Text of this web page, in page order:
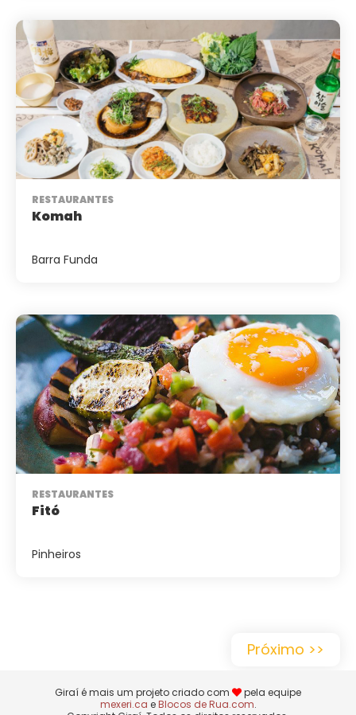
RESTAURANTES
Komah
Barra Funda
RESTAURANTES
Fitó
Pinheiros
Próximo >>
Giraí é mais um projeto criado com
pela equipe
mexeri.ca eBlocos de Rua.com.